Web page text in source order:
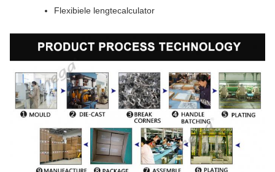
Flexibiele lengtecalculator